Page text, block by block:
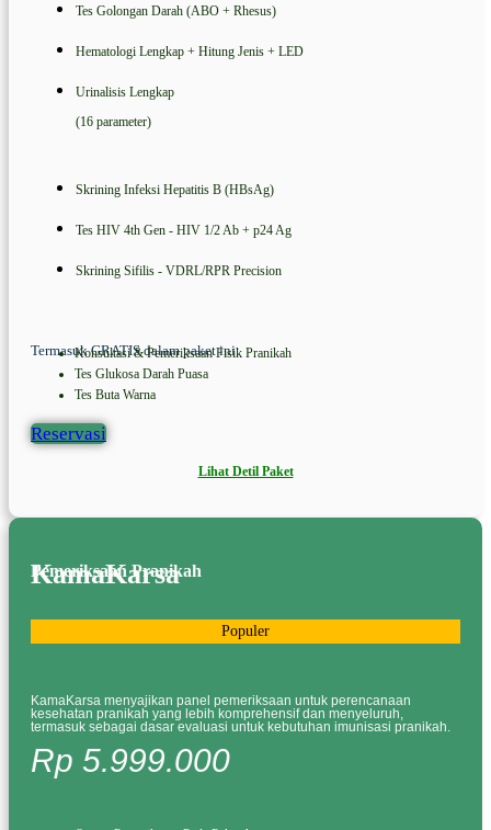
Tes Golongan Darah (ABO + Rhesus)
Hematologi Lengkap + Hitung Jenis + LED
Urinalisis Lengkap
(16 parameter)
Skrining Infeksi Hepatitis B (HBsAg)
Tes HIV 4th Gen - HIV 1/2 Ab + p24 Ag
Skrining Sifilis - VDRL/RPR Precision
Termasuk GRATIS dalam paket ini:
Konsultasi & Pemeriksaan Fisik Pranikah
Tes Glukosa Darah Puasa
Tes Buta Warna
Reservasi
Lihat Detil Paket
Pemeriksaan Pranikah
KamaKarsa
Populer
KamaKarsa menyajikan panel pemeriksaan untuk perencanaan
kesehatan pranikah yang lebih komprehensif dan menyeluruh,
termasuk sebagai dasar evaluasi untuk kebutuhan imunisasi pranikah.
Rp 5.999.000